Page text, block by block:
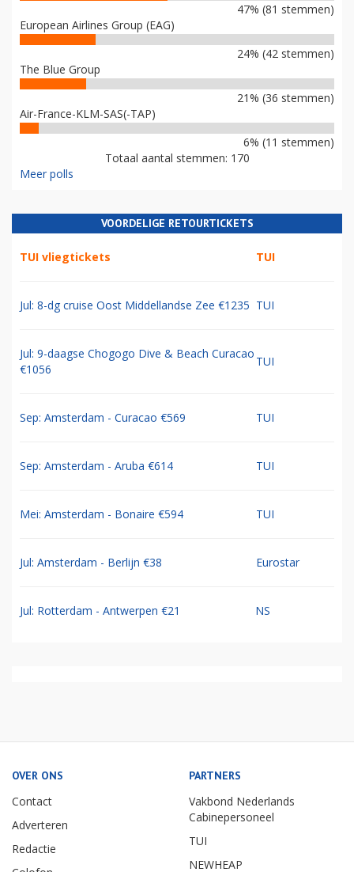
47% (81 stemmen)
European Airlines Group (EAG)
24% (42 stemmen)
The Blue Group
21% (36 stemmen)
Air-France-KLM-SAS(-TAP)
6% (11 stemmen)
Totaal aantal stemmen: 170
Meer polls
VOORDELIGE RETOURTICKETS
TUI vliegtickets TUI
Jul: 8-dg cruise Oost Middellandse Zee €1235 TUI
Jul: 9-daagse Chogogo Dive & Beach Curacao
€1056
TUI
Sep: Amsterdam - Curacao €569 TUI
Sep: Amsterdam - Aruba €614 TUI
Mei: Amsterdam - Bonaire €594 TUI
Jul: Amsterdam - Berlijn €38 Eurostar
Jul: Rotterdam - Antwerpen €21 NS
OVER ONS
Contact
Adverteren
Redactie
PARTNERS
Vakbond Nederlands
Cabinepersoneel
TUI
NEWHEAP